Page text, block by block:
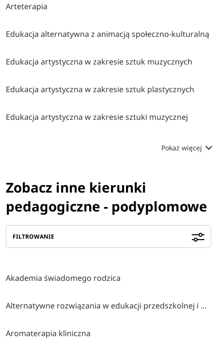
Arteterapia
Edukacja alternatywna z animacją społeczno-kulturalną
Edukacja artystyczna w zakresie sztuk muzycznych
Edukacja artystyczna w zakresie sztuk plastycznych
Edukacja artystyczna w zakresie sztuki muzycznej
Pokaż więcej
Zobacz inne kierunki
pedagogiczne - podyplomowe
FILTROWANIE
Akademia świadomego rodzica
Alternatywne rozwiązania w edukacji przedszkolnej i wczesnoszkolnej
Aromaterapia kliniczna